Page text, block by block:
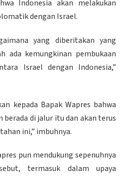
Indonesia akan melakukan
dengan Israel.
yang diberitakan yang
ada kemungkinan pembukaan
Israel dengan Indonesia,”
kepada Bapak Wapres bahwa
di jalur itu dan akan terus
ini,” imbuhnya.
pun mendukung sepenuhnya
termasuk dalam upaya